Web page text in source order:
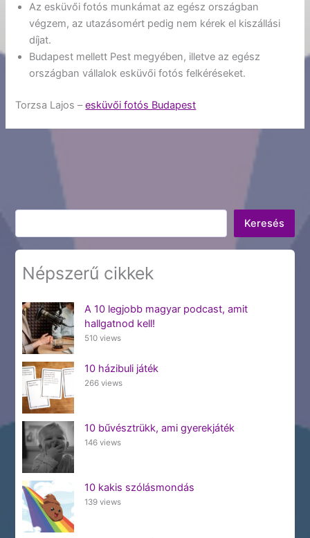
Az esküvői fotós munkámat az egész országban
végzem, az utazásomért pedig nem kérek el kiszállási
díjat.
Budapest mellett Pest megyében, illetve az egész
országban vállalok esküvői fotós felkéréseket.
Torzsa Lajos –esküvői fotós Budapest
Keresés
Keresés
Népszerű cikkek
A 10 legjobb magyar podcast, amit
hallgatnod kell!
510 views
10 házibuli játék
266 views
10 bűvésztrükk, ami gyerekjáték
146 views
10 kakis szólásmondás
139 views